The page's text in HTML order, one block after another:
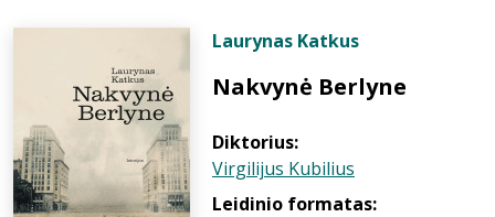
Laurynas Katkus
Nakvynė Berlyne
Diktorius:
Virgilijus Kubilius
Leidinio formatas: